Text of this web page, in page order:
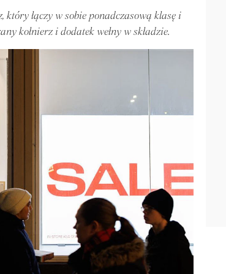
który łączy w sobie ponadczasową klasę i
kołnierz i dodatek wełny w składzie.